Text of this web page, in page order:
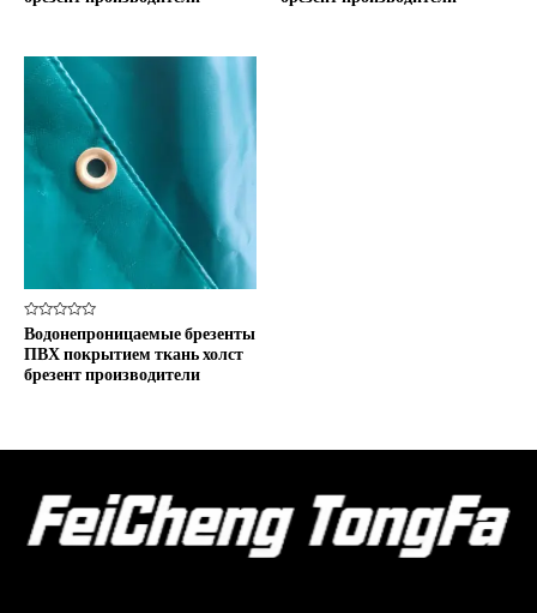
Оценка
0
из
5
Водонепроницаемые брезенты
ПВХ покрытием ткань холст
брезент производители